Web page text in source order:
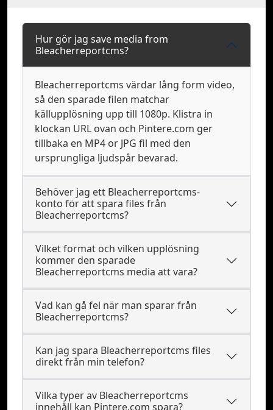
Hur gör jag save media from
Bleacherreportcms?
Bleacherreportcms värdar lång form video,
så den sparade filen matchar
källupplösning upp till 1080p. Klistra in
klockan URL ovan och Pintere.com ger
tillbaka en MP4 or JPG fil med den
ursprungliga ljudspår bevarad.
Behöver jag ett Bleacherreportcms-
konto för att spara files från
Bleacherreportcms?
Vilket format och vilken upplösning
kommer den sparade
Bleacherreportcms media att vara?
Vad kan gå fel när man sparar från
Bleacherreportcms?
Kan jag spara Bleacherreportcms files
direkt från min telefon?
Vilka typer av Bleacherreportcms
innehåll kan Pintere.com spara?